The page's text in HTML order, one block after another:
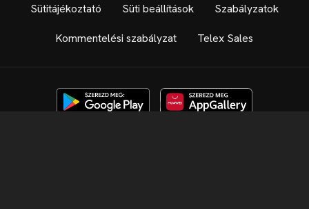
Sütitájékoztató Süti beállítások Szabályzatok
Kommentelési szabályzat Telex Sales